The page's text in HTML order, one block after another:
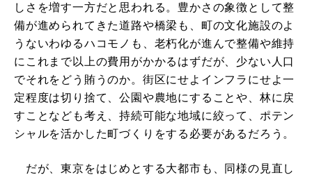
しさを増す一方だと思われる。豊かさの象徴として整
備が進められてきた道路や橋梁も、町の文化施設のよ
うないわゆるハコモノも、老朽化が進んで整備や維持
にこれまで以上の費用がかかるはずだが、少ない人口
でそれをどう賄うのか。街区にせよインフラにせよ一
定程度は切り捨て、公園や農地にすることや、林に戻
すことなども考え、持続可能な地域に絞って、ポテン
シャルを活かした町づくりをする必要があるだろう。
だが、東京をはじめとする大都市も、同様の見直し